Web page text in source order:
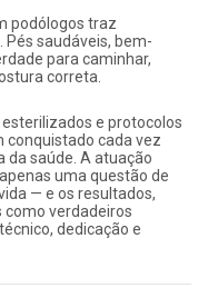
podólogos traz
saudáveis, bem-
para caminhar,
correta.
e protocolos
conquistado cada vez
da saúde. A atuação
uma questão de
— e os resultados,
verdadeiros
dedicação e